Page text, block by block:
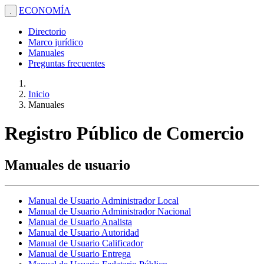
. ECONOMÍA
Directorio
Marco jurídico
Manuales
Preguntas frecuentes
Inicio
Manuales
Registro Público de Comercio
Manuales de usuario
Manual de Usuario Administrador Local
Manual de Usuario Administrador Nacional
Manual de Usuario Analista
Manual de Usuario Autoridad
Manual de Usuario Calificador
Manual de Usuario Entrega